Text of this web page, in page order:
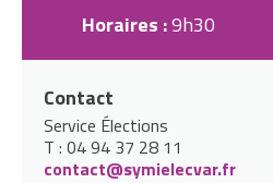
Horaires :9h30
Contact
Service Élections
T : 04 94 37 28 11
contact@symielecvar.fr